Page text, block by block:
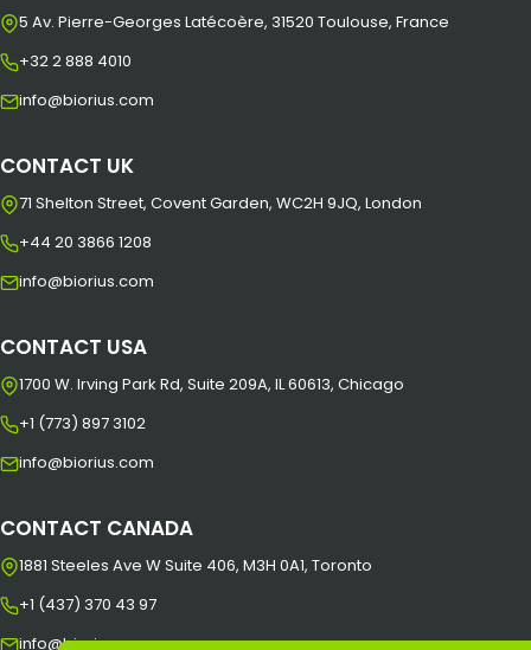
5 Av. Pierre-Georges Latécoère, 31520 Toulouse, France
+32 2 888 4010
info@biorius.com
CONTACT UK
71 Shelton Street, Covent Garden, WC2H 9JQ, London
+44 20 3866 1208
info@biorius.com
CONTACT USA
1700 W. Irving Park Rd, Suite 209A, IL 60613, Chicago
+1 (773) 897 3102
info@biorius.com
CONTACT CANADA
1881 Steeles Ave W Suite 406, M3H 0A1, Toronto
+1 (437) 370 43 97
info@biorius.com